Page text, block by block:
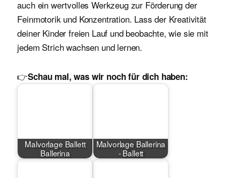
auch ein wertvolles Werkzeug zur Förderung der
Feinmotorik und Konzentration. Lass der Kreativität
deiner Kinder freien Lauf und beobachte, wie sie mit
jedem Strich wachsen und lernen.
👉Schau mal, was wir noch für dich haben:
Malvorlage Ballett
Ballerina
Malvorlage Ballerina
- Ballett